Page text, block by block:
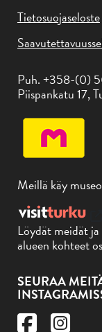
Tietosuojaseloste
Puh. +358-(0)
Piispankatu 17,
Meillä käy
Löydät meidät
alueen kohteet
SEURAA